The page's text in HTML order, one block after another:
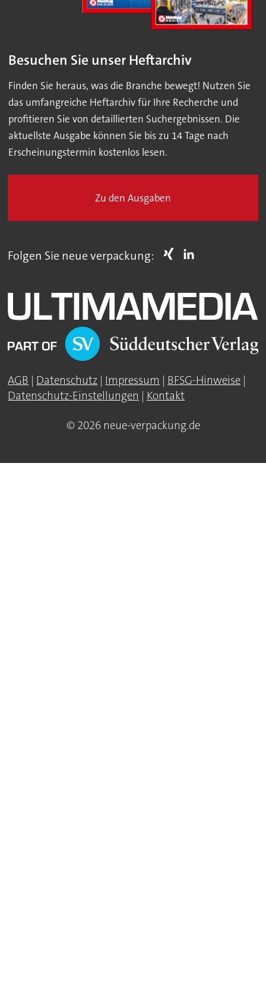
Besuchen Sie unser Heftarchiv
Finden Sie heraus, was die Branche bewegt! Nutzen Sie
das umfangreiche Heftarchiv für Ihre Recherche und
profitieren Sie von detaillierten Suchergebnissen. Die
aktuellste Ausgabe können Sie bis zu 14 Tage nach
Erscheinungstermin kostenlos lesen.
Zu den Ausgaben
Folgen Sie neue verpackung:
AGB | Datenschutz | Impressum | BFSG-Hinweise |
Datenschutz-Einstellungen | Kontakt
© 2026 neue-verpackung.de